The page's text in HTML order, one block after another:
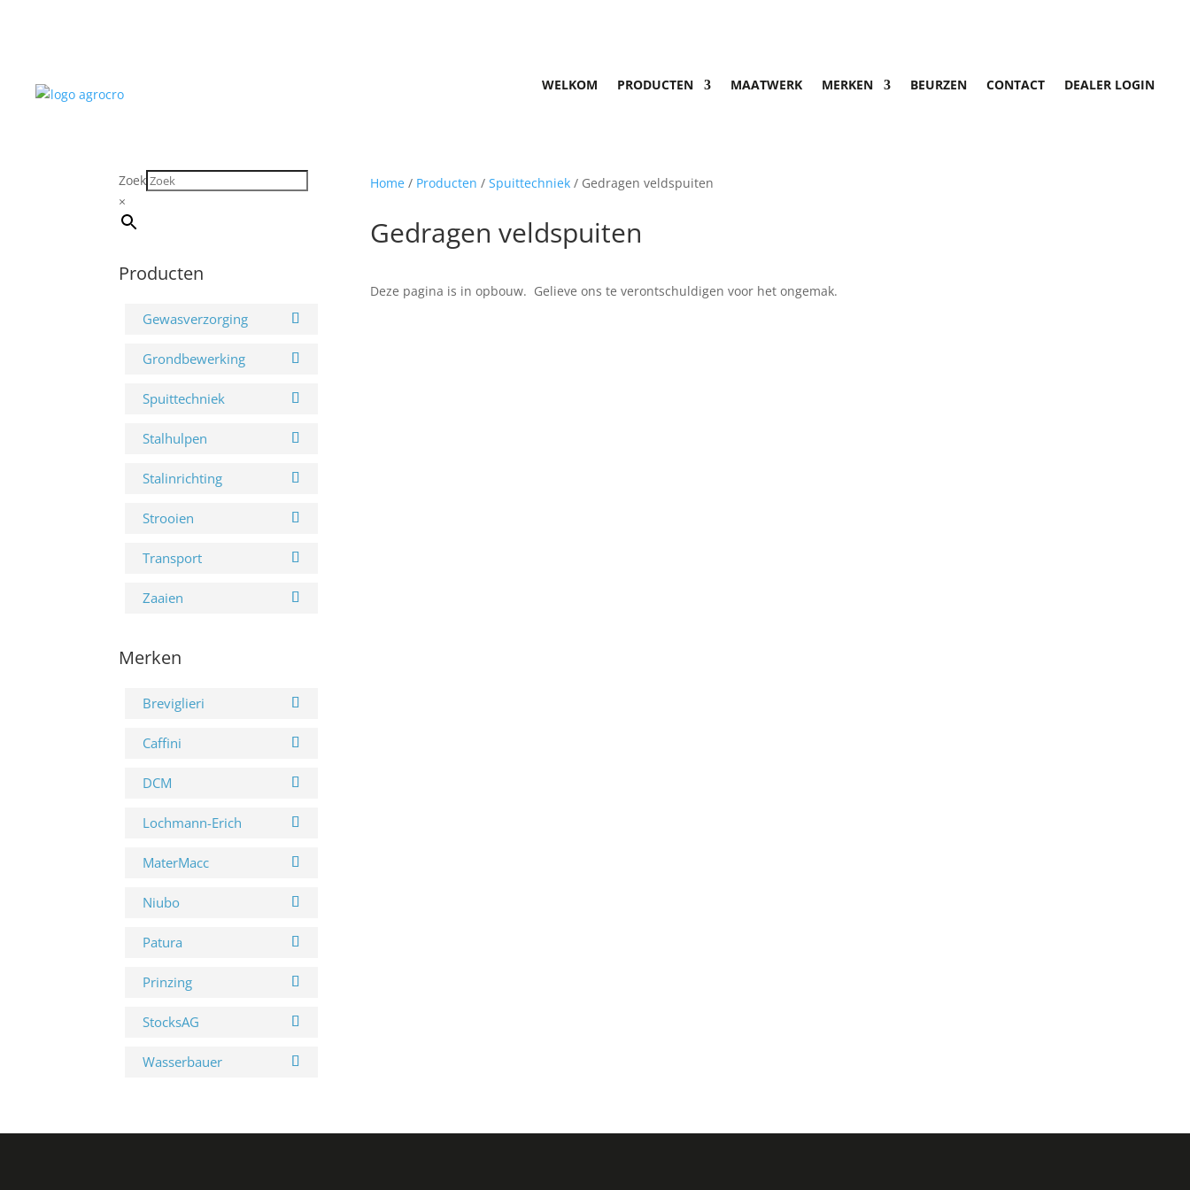
WELKOM PRODUCTEN MAATWERK MERKEN BEURZEN CONTACT DEALER LOGIN
Zoek
×
Producten
Gewasverzorging
Grondbewerking
Spuittechniek
Stalhulpen
Stalinrichting
Strooien
Transport
Zaaien
Merken
Breviglieri
Caffini
DCM
Lochmann-Erich
MaterMacc
Niubo
Patura
Prinzing
StocksAG
Wasserbauer
Home/ Producten / Spuittechniek/ Gedragen veldspuiten
Gedragen veldspuiten
Deze pagina is in opbouw. Gelieve ons te verontschuldigen voor het ongemak.